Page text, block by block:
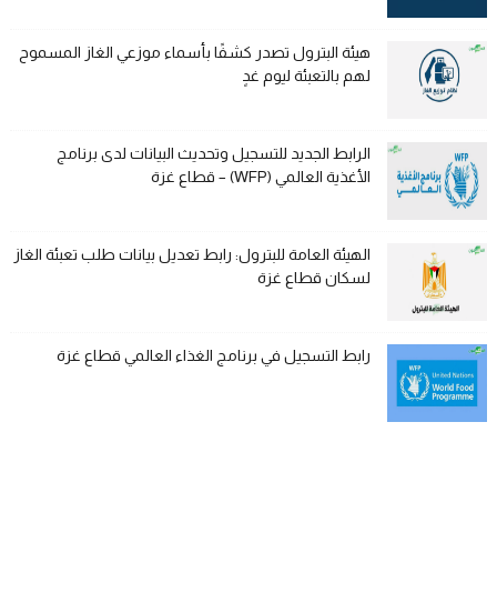
هيئة البترول تصدر كشفًا بأسماء موزعي الغاز المسموح
لهم بالتعبئة ليوم غدٍ
الرابط الجديد للتسجيل وتحديث البيانات لدى برنامج
الأغذية العالمي (WFP) – قطاع غزة
الهيئة العامة للبترول: رابط تعديل بيانات طلب تعبئة الغاز
لسكان قطاع غزة
رابط التسجيل في برنامج الغذاء العالمي قطاع غزة